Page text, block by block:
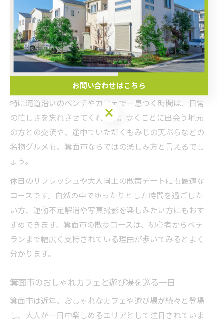
川沿いの涼しさ、歴史を感じる茶屋や土産店が点在して
おり、散策をしながら地域の魅力を体感できます。初心
者でも無理なく歩ける平坦な道が多く、途中で休憩しな
がら進めるのも安心ポイントです。
実際に歩いてみると、春は新緑、秋は紅葉といった景色
の変化が楽しめ、写真映えスポットも豊富にあります。
特に滝道沿いのベンチやカフェで一息つく時間は、日常
の忙しさを忘れさせてくれます。歩くごとに出会う地元
の方との交流や、途中でいただくもみじの天ぷらなどの
名物グルメも、箕面市ならではの楽しみ方と言えるでし
ょう。
休日のリフレッシュや大人同士の散策デートにも最適な
コースです。自然の中でゆったりとした時間を過ごした
い方、運動不足解消や写真撮影を楽しみたい方にもおす
すめできます。箕面市の散歩コースは、初心者からベテ
ランまで幅広く支持されている理由が歩いてみるとよく
分かります。
箕面市のおしゃれカフェと遊び場を巡る一日
箕面市は近年、おしゃれなカフェや遊び場が続々と登場
し、大人が一日中楽しめるエリアとして注目されていま
お問い合わせはこちら
お問い合わせはこちら